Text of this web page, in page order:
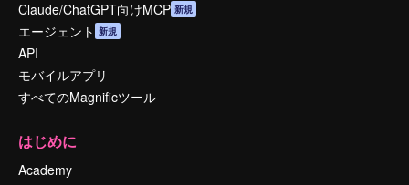
Claude/ChatGPT向けMCP 新規
エージェント 新規
API
モバイルアプリ
すべてのMagnificツール
はじめに
Academy